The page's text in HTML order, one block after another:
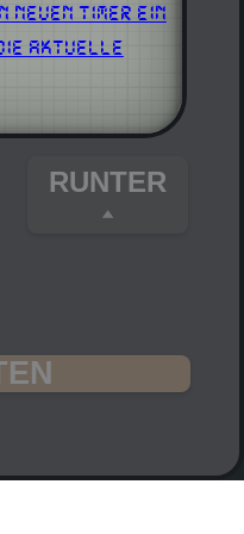
Timer ein
aktuelle
RUNTER